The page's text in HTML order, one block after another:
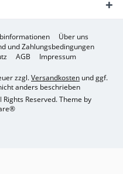
Über uns
und Zahlungsbedingungen
AGB Impressum
zzgl.Versandkosten und ggf.
anders beschrieben
Reserved. Theme by